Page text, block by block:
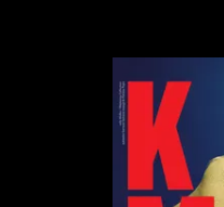
Stworzyliśmy
nie tylko forma,
jakość życia
z pracowni